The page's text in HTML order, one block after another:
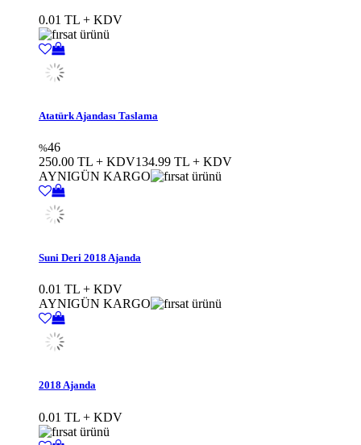
0.01 TL + KDV
Atatürk Ajandası Taslama
%46
250.00 TL + KDV134.99 TL + KDV
AYNIGÜN KARGO
Suni Deri 2018 Ajanda
0.01 TL + KDV
AYNIGÜN KARGO
2018 Ajanda
0.01 TL + KDV